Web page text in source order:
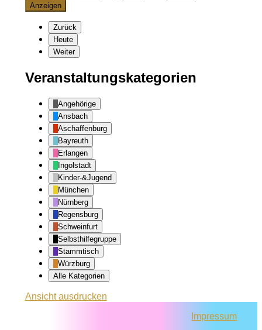
Zurück
Heute
Weiter
Veranstaltungskategorien
Angehörige
Ansbach
Aschaffenburg
Bayreuth
Erlangen
Ingolstadt
Kinder-&Jugend
München
Nürnberg
Regensburg
Schweinfurt
Selbsthilfegruppe
Stammtisch
Würzburg
Alle Kategorien
Ansichtausdrucken
Impressum